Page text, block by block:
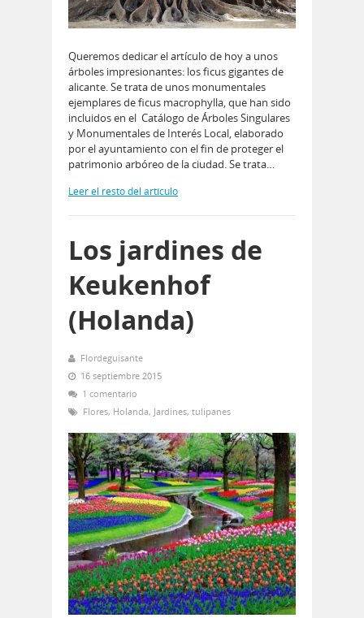
Queremos dedicar el artículo de hoy a unos
árboles impresionantes: los ficus gigantes de
alicante. Se trata de unos monumentales
ejemplares de ficus macrophylla, que han sido
incluidos en el Catálogo de Árboles Singulares
y Monumentales de Interés Local, elaborado
por el ayuntamiento con el fin de proteger el
patrimonio arbóreo de la ciudad. Se trata…
Leer el resto del artículo
Los jardines de
Keukenhof
(Holanda)
Flordeguisante
16 septiembre 2015
1 comentario
Flores, Holanda, Jardines, tulipanes